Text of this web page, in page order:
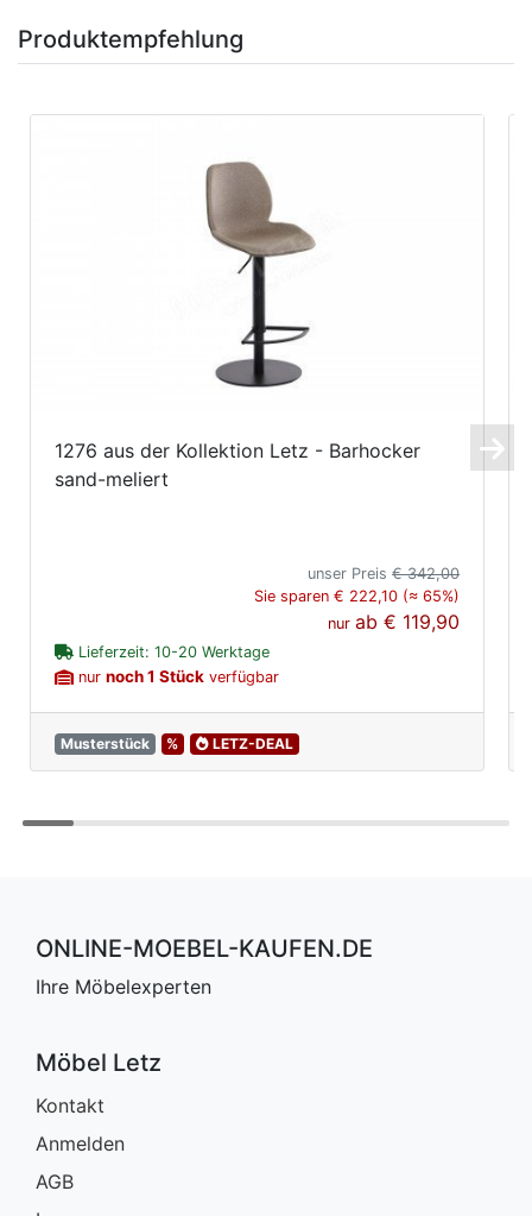
Produktempfehlung
1276 aus der Kollektion Letz - Barhocker
sand-meliert
unser Preis€ 342,00
Sie sparen € 222,10 (≈ 65%)
nurab€ 119,90
Lieferzeit: 10-20 Werktage
nur noch 1 Stück verfügbar
Musterstück % LETZ-DEAL
ONLINE-MOEBEL-KAUFEN.DE
Ihre Möbelexperten
Möbel Letz
Kontakt
Anmelden
AGB